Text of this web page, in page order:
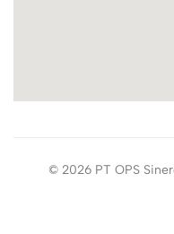
© 2026 PT OPS